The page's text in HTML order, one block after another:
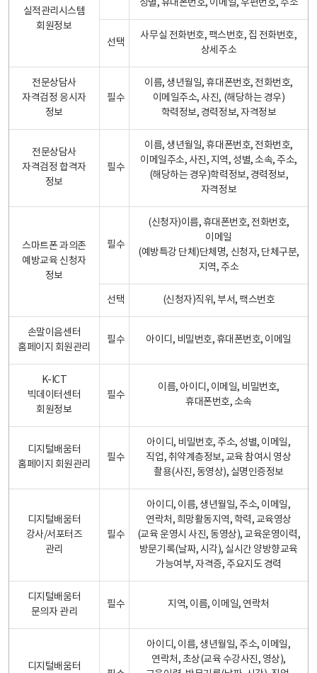
실적관리시스템
회원정보
성별, 휴대폰번호, 이메일, 우편번호, 주소
선택
사무실 전화번호, 팩스번호, 집 전화번호,
상세주소
전문상담사
자격검정 응시자
정보
필수
이름, 생년월일, 휴대폰번호, 전화번호,
이메일주소, 사진, (해당하는 경우)
학력정보, 경력정보, 자격정보
전문상담사
자격검정 합격자
정보
필수
이름, 생년월일, 휴대폰번호, 전화번호,
이메일주소, 사진, 지역, 성별, 소속, 주소,
(해당하는 경우)학력정보, 경력정보,
자격정보
스마트폰 과의존
예방교육 신청자
정보
필수
(신청자)이름, 휴대폰번호, 전화번호,
이메일
(예방특강 단체)단체명, 신청자, 단체구분,
지역, 주소
선택 (신청자)직위, 부서, 팩스번호
손말이음센터
홈페이지 회원관리
필수 아이디, 비밀번호, 휴대폰번호, 이메일
K-ICT
빅데이터센터
회원정보
필수
이름, 아이디, 이메일, 비밀번호,
휴대폰번호, 소속
디지털배움터
홈페이지 회원관리
필수
아이디, 비밀번호, 주소, 성별, 이메일,
직업, 취약계층정보, 교육 참여시 영상
촬용(사진, 동영상), 실명인증정보
디지털배움터
강사/서포터즈
관리
필수
아이디, 이름, 생년월일, 주소, 이메일,
연락처, 희망활동지역, 학력, 교육영상
(교육 운영시 사진, 동영상), 교육운영이력,
방문기록(날짜, 시각), 실시간 양방향교육
가능여부, 자격증, 주요지도 경력
디지털배움터
문의자 관리
필수 지역, 이름, 이메일, 연락처
디지털배움터
아이디, 이름, 생년월일, 주소, 이메일,
연락처, 초상(교육 수강사진, 영상),